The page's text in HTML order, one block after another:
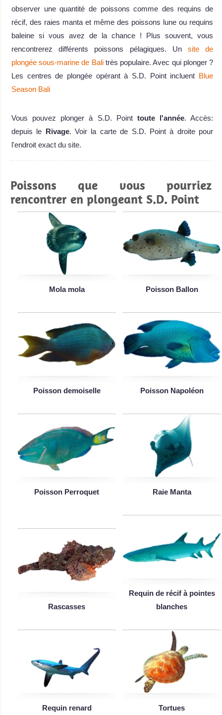
observer une quantité de poissons comme des requins de
récif, des raies manta et même des poissons lune ou requins
baleine si vous avez de la chance ! Plus souvent, vous
rencontrerez différents poissons pélagiques. Unsite de
plongée sous-marine de Balitrès populaire. Avec qui plonger ?
Les centres de plongée opérant à S.D. Point incluent Blue
Season Bali
Vous pouvez plonger à S.D. Point toute l'année. Accès:
depuis le Rivage. Voir la carte de S.D. Point à droite pour
l'endroit exact du site.
Poissons que vous pourriez
rencontrer en plongeant S.D. Point
Mola mola Poisson Ballon
Poisson demoiselle Poisson Napoléon
Poisson Perroquet Raie Manta
Rascasses
Requin de récif à pointes
blanches
Requin renard Tortues